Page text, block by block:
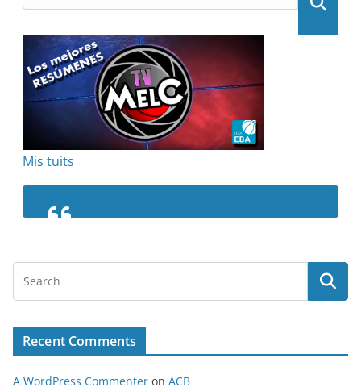
Mis tuits
Recent Comments
A WordPress Commenter on ACB